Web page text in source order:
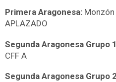
Primera Aragonesa: Monzón
APLAZADO
Segunda Aragonesa Grupo
CFF A
Segunda Aragonesa Grupo 2